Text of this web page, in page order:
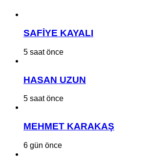
SAFİYE KAYALI
5 saat önce
HASAN UZUN
5 saat önce
MEHMET KARAKAŞ
6 gün önce